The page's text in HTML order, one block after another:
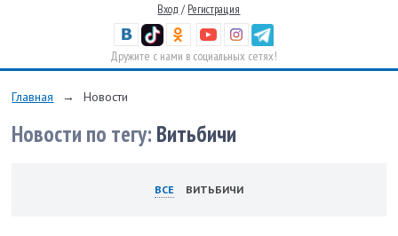
Вход / Регистрация
Дружите с нами в социальных сетях!
Главная → Новости
Новости по тегу: Витьбичи
ВСЕ ВИТЬБИЧИ